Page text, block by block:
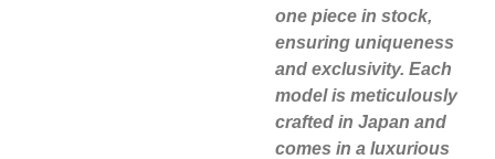
one piece in stock,
ensuring uniqueness
and exclusivity. Each
model is meticulously
crafted in Japan and
comes in a luxurious